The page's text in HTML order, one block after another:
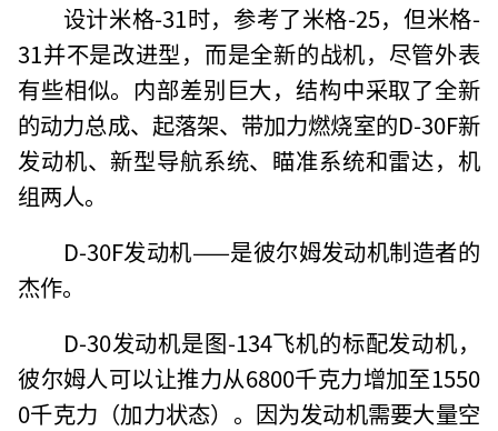
设计米格-31时，参考了米格-25，但米格-
31并不是改进型，而是全新的战机，尽管外表
有些相似。内部差别巨大，结构中采取了全新
的动力总成、起落架、带加力燃烧室的D-30F新
发动机、新型导航系统、瞄准系统和雷达，机
组两人。
D-30F发动机——是彼尔姆发动机制造者的
杰作。
D-30发动机是图-134飞机的标配发动机，
彼尔姆人可以让推力从6800千克力增加至1550
0千克力（加力状态）。因为发动机需要大量空